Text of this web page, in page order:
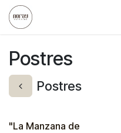
Ir al contenido
Postres
Postres
"La Manzana de